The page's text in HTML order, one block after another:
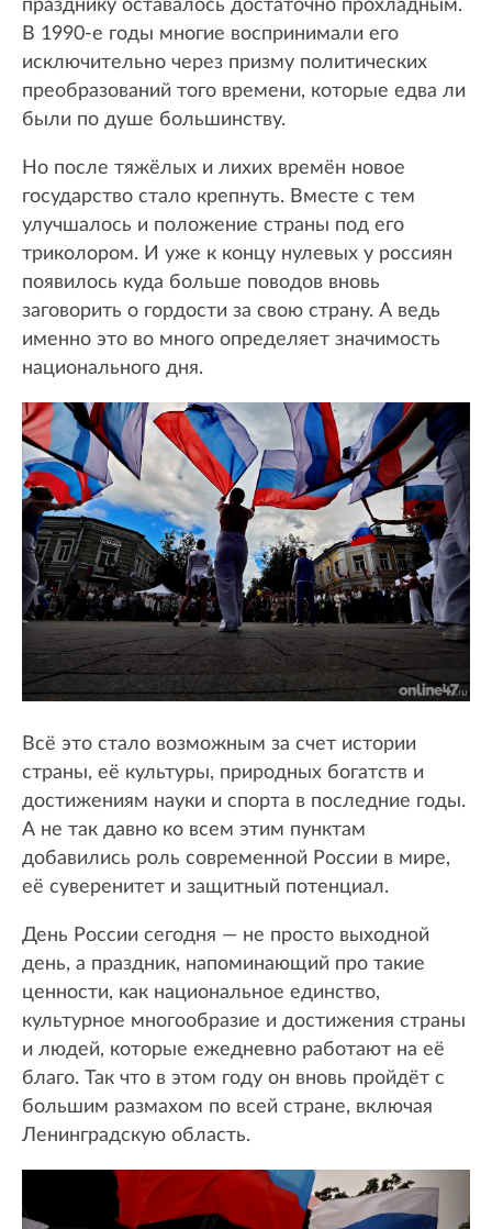
празднику оставалось достаточно прохладным.
В 1990-е годы многие воспринимали его
исключительно через призму политических
преобразований того времени, которые едва ли
были по душе большинству.
Но после тяжёлых и лихих времён новое
государство стало крепнуть. Вместе с тем
улучшалось и положение страны под его
триколором. И уже к концу нулевых у россиян
появилось куда больше поводов вновь
заговорить о гордости за свою страну. А ведь
именно это во много определяет значимость
национального дня.
Всё это стало возможным за счет истории
страны, её культуры, природных богатств и
достижениям науки и спорта в последние годы.
А не так давно ко всем этим пунктам
добавились роль современной России в мире,
её суверенитет и защитный потенциал.
День России сегодня — не просто выходной
день, а праздник, напоминающий про такие
ценности, как национальное единство,
культурное многообразие и достижения страны
и людей, которые ежедневно работают на её
благо. Так что в этом году он вновь пройдёт с
большим размахом по всей стране, включая
Ленинградскую область.